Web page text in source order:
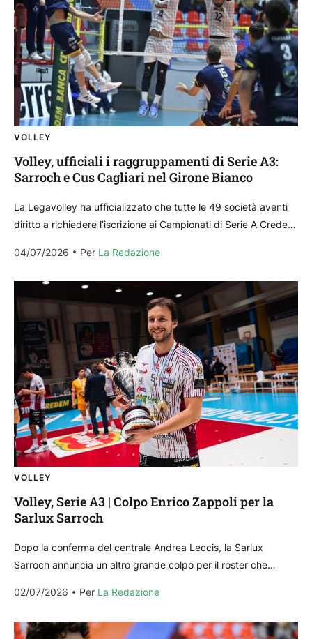
VOLLEY
Volley, ufficiali i raggruppamenti di Serie A3:
Sarroch e Cus Cagliari nel Girone Bianco
La Legavolley ha ufficializzato che tutte le 49 società aventi
diritto a richiedere l’iscrizione ai Campionati di Serie A Credem
04/07/2026
Per La Redazione
VOLLEY
Volley, Serie A3 | Colpo Enrico Zappoli per la
Sarlux Sarroch
Dopo la conferma del centrale Andrea Leccis, la Sarlux
Sarroch annuncia un altro grande colpo per il roster che
02/07/2026
Per La Redazione